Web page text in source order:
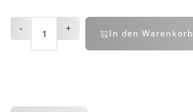
- + In den Warenkorb